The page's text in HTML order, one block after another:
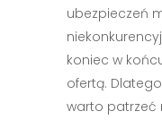
ubezpieczeń
koniec w
ofertą.
warto patrzeć